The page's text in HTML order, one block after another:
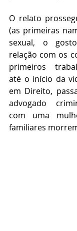
O relato
(as primeiras
sexual, o
relação com os
primeiros
até o início da
em Direito,
advogado
com uma
familiares